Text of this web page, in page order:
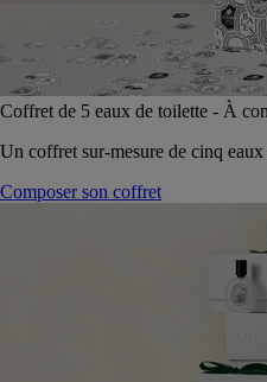
Coffret de 5 eaux de toilette - À
Un coffret sur-mesure de cinq
Composer son coffret